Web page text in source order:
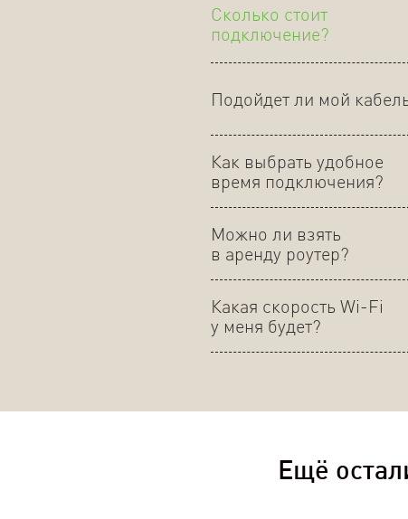
Сколько стоит
подключение?
Подойдет ли мой
Как выбрать удобное
время подключения?
Можно ли взять
в аренду роутер?
Какая скорость Wi-Fi
у меня будет?
Ещё